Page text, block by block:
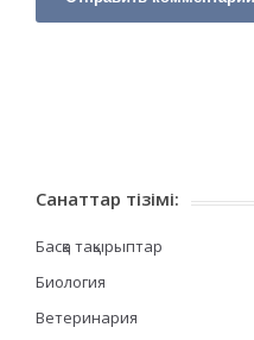
Санаттар тізімі:
Басқа тақырыптар
Биология
Ветеринария